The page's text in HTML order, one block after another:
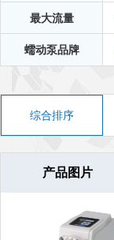
最大流量
蠕动泵品牌
综合排序
产品图片